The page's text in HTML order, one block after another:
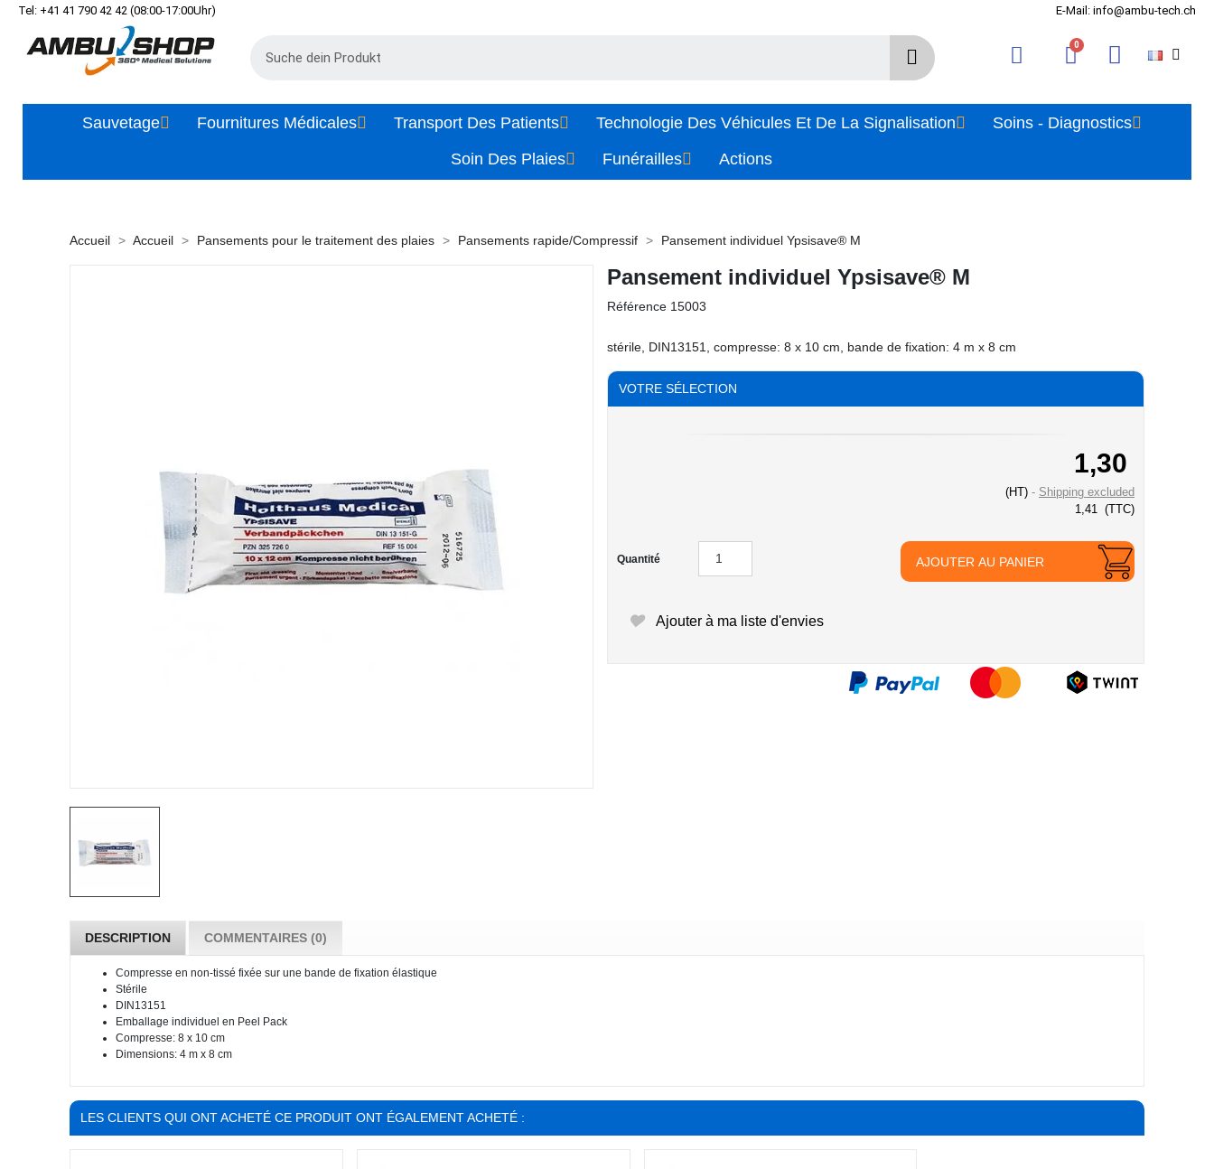
Tel: +41 41 790 42 42 (08:00-17:00Uhr) E-Mail: info@ambu-tech.ch
Sauvetage Fournitures Médicales Transport Des Patients Technologie Des Véhicules Et De La Signalisation
Soins - Diagnostics
Soin Des Plaies
Funérailles Actions
Accueil Accueil Pansements pour le traitement des plaies Pansements rapide/Compressif Pansement individuel Ypsisave® M
Pansement individuel Ypsisave® M
Référence 15003
stérile, DIN13151, compresse: 8 x 10 cm, bande de fixation: 4 m x 8 cm
VOTRE SÉLECTION
1,30
(HT)
Shipping excluded
1,41 (TTC)
Quantité AJOUTER AU PANIER
Ajouter à ma liste d'envies
DESCRIPTION COMMENTAIRES (0)
Compresse en non-tissé fixée sur une bande de fixation élastique
Stérile
DIN13151
Emballage individuel en Peel Pack
Compresse: 8 x 10 cm
Dimensions: 4 m x 8 cm
LES CLIENTS QUI ONT ACHETÉ CE PRODUIT ONT ÉGALEMENT ACHETÉ :